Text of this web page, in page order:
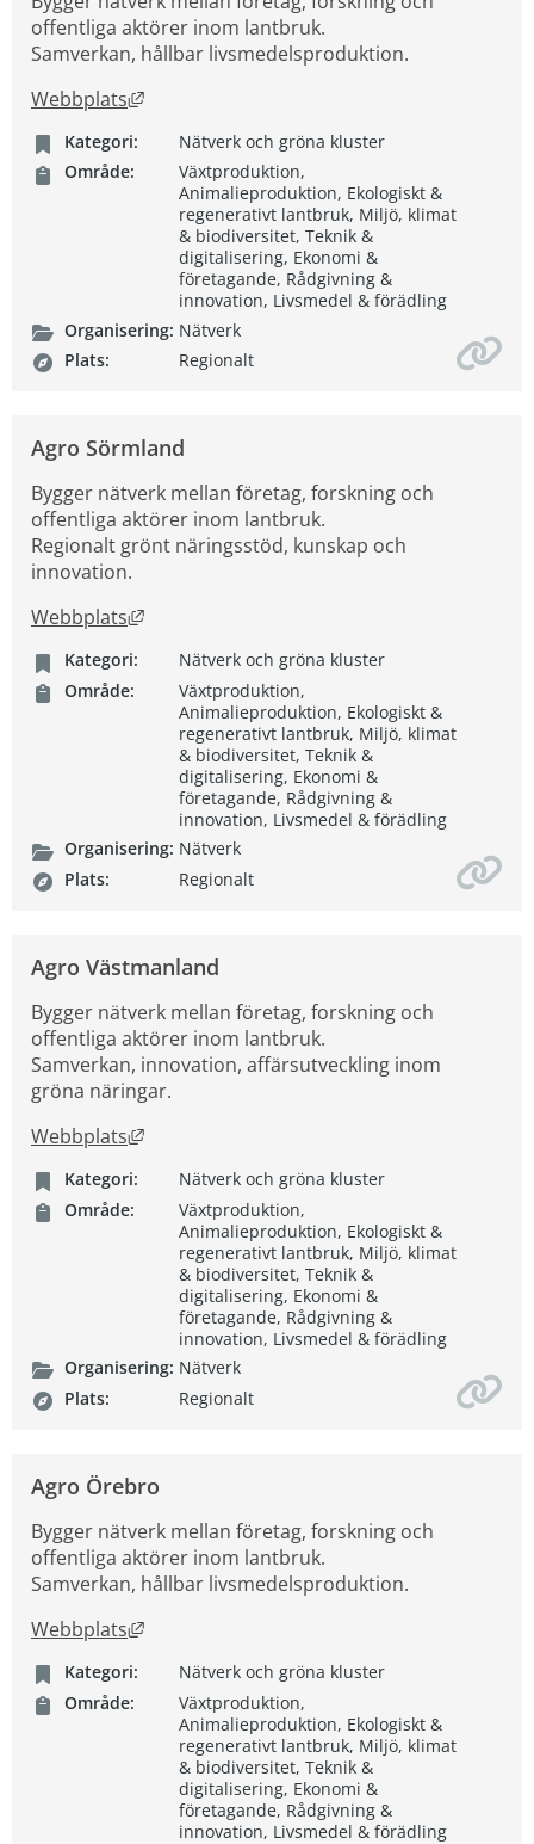
offentliga aktörer inom lantbruk.
Samverkan, hållbar livsmedelsproduktion.
Webbplats
Länk till annan webbplats, öppnas i nytt
Kategori:
Nätverk och gröna kluster
Område:
Växtproduktion,
Animalieproduktion, Ekologiskt &
regenerativt lantbruk, Miljö, klimat
& biodiversitet, Teknik &
digitalisering, Ekonomi &
företagande, Rådgivning &
innovation, Livsmedel & förädling
Organisering: Nätverk
Plats:
Regionalt
Agro Sörmland
Bygger nätverk mellan företag, forskning och
offentliga aktörer inom lantbruk.
Regionalt grönt näringsstöd, kunskap och
innovation.
Webbplats
Länk till annan webbplats, öppnas i nytt
Kategori:
Nätverk och gröna kluster
Område:
Växtproduktion,
Animalieproduktion, Ekologiskt &
regenerativt lantbruk, Miljö, klimat
& biodiversitet, Teknik &
digitalisering, Ekonomi &
företagande, Rådgivning &
innovation, Livsmedel & förädling
Organisering: Nätverk
Plats:
Regionalt
Agro Västmanland
Bygger nätverk mellan företag, forskning och
offentliga aktörer inom lantbruk.
Samverkan, innovation, affärsutveckling inom
gröna näringar.
Webbplats
Länk till annan webbplats, öppnas i nytt
Kategori:
Nätverk och gröna kluster
Område:
Växtproduktion,
Animalieproduktion, Ekologiskt &
regenerativt lantbruk, Miljö, klimat
& biodiversitet, Teknik &
digitalisering, Ekonomi &
företagande, Rådgivning &
innovation, Livsmedel & förädling
Organisering: Nätverk
Plats:
Regionalt
Agro Örebro
Bygger nätverk mellan företag, forskning och
offentliga aktörer inom lantbruk.
Samverkan, hållbar livsmedelsproduktion.
Webbplats
Länk till annan webbplats, öppnas i nytt
Kategori:
Nätverk och gröna kluster
Område:
Växtproduktion,
Animalieproduktion, Ekologiskt &
regenerativt lantbruk, Miljö, klimat
& biodiversitet, Teknik &
digitalisering, Ekonomi &
företagande, Rådgivning &
innovation, Livsmedel & förädling